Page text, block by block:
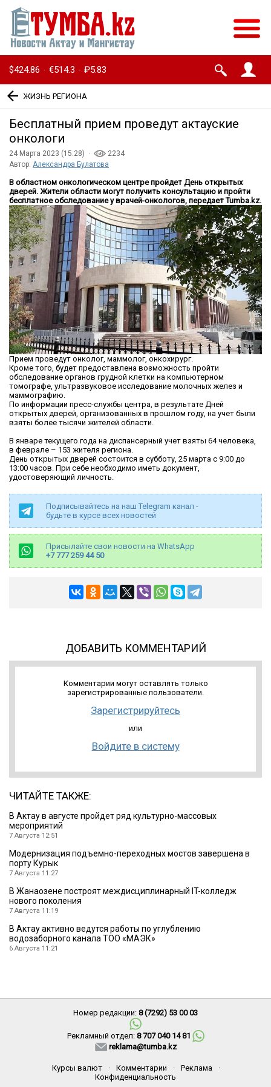
$424.86 · €514.3 · ₽5.83
ЖИЗНЬ РЕГИОНА
Бесплатный прием проведут актауские
онкологи
24 Марта 2023 (15:28) ·
2234
Автор: Александра Булатова
В областном онкологическом центре пройдет День открытых
дверей. Жители области могут получить консультацию и пройти
бесплатное обследование у врачей-онкологов, передает Tumba.kz.
Прием проведут онколог, маммолог, онкохирург.
Кроме того, будет предоставлена возможность пройти
обследование органов грудной клетки на компьютерном
томографе, ультразвуковое исследование молочных желез и
маммографию.
По информации пресс-службы центра, в результате Дней
открытых дверей, организованных в прошлом году, на учет были
взяты более тысячи жителей области.
В январе текущего года на диспансерный учет взяты 64 человека,
в феврале – 153 жителя региона.
День открытых дверей состоится в субботу, 25 марта с 9:00 до
13:00 часов. При себе необходимо иметь документ,
удостоверяющий личность.
Подписывайтесь на наш Telegram канал -
будьте в курсе всех новостей
Присылайте свои новости на WhatsApp
+7 777 259 44 50
ДОБАВИТЬ КОММЕНТАРИЙ
Комментарии могут оставлять только
зарегистрированные пользователи.
Зарегистрируйтесь
или
Войдите в систему
ЧИТАЙТЕ ТАКЖЕ:
В Актау в августе пройдет ряд культурно-массовых
мероприятий
7 Августа 12:51
Модернизация подъемно-переходных мостов завершена в
порту Курык
7 Августа 11:27
В Жанаозене построят междисциплинарный IT-колледж
нового поколения
7 Августа 11:19
В Актау активно ведутся работы по углублению
водозаборного канала ТОО «МАЭК»
6 Августа 11:21
Номер редакции: 8 (7292) 53 00 03
Рекламный отдел: 8 707 040 14 81
reklama@tumba.kz
Курсы валют · Комментарии · Реклама
·
Конфиденциальность